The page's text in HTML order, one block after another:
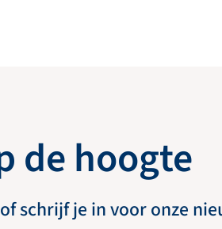
de hoogte
of schrijf je in voor onze